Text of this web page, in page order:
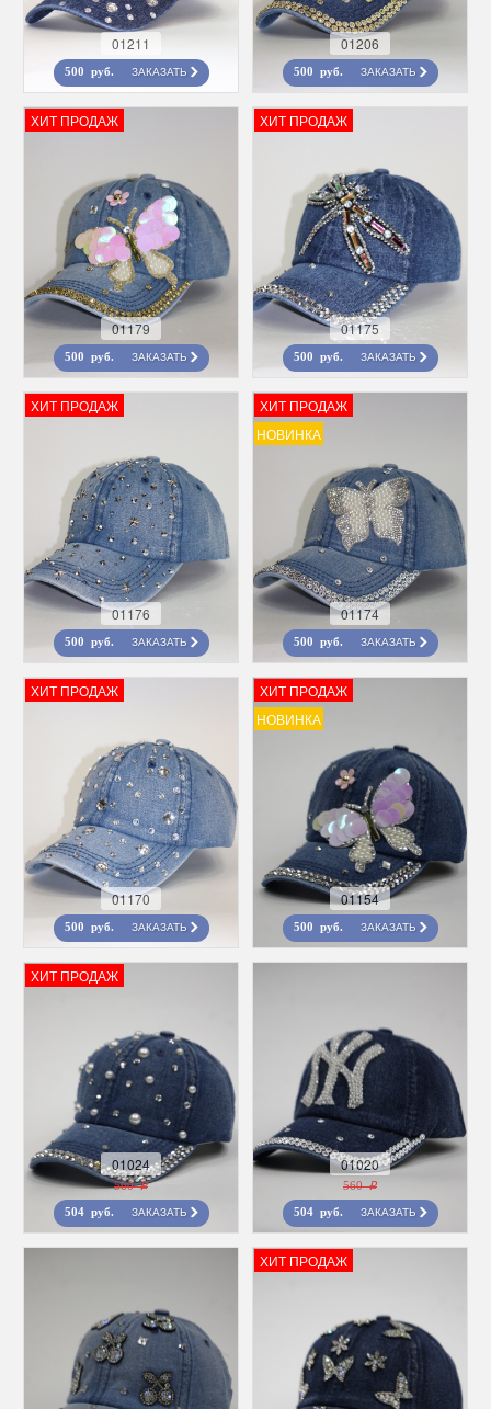
01211
500 руб. ЗАКАЗАТЬ
01206
500 руб. ЗАКАЗАТЬ
ХИТ ПРОДАЖ
01179
500 руб. ЗАКАЗАТЬ
ХИТ ПРОДАЖ
01175
500 руб. ЗАКАЗАТЬ
ХИТ ПРОДАЖ
01176
500 руб. ЗАКАЗАТЬ
ХИТ ПРОДАЖ
НОВИНКА
01174
500 руб. ЗАКАЗАТЬ
ХИТ ПРОДАЖ
01170
500 руб. ЗАКАЗАТЬ
ХИТ ПРОДАЖ
НОВИНКА
01154
500 руб. ЗАКАЗАТЬ
ХИТ ПРОДАЖ
01024
560 r
504 руб. ЗАКАЗАТЬ
01020
560 r
504 руб. ЗАКАЗАТЬ
ХИТ ПРОДАЖ